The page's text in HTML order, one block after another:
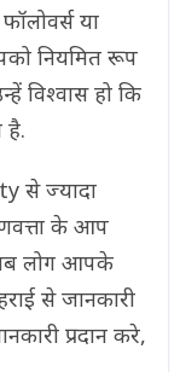
या
नियमित रूप
विश्वास हो कि
है.
से ज्यादा
के आप
लोग आपके
से जानकारी
प्रदान करे,